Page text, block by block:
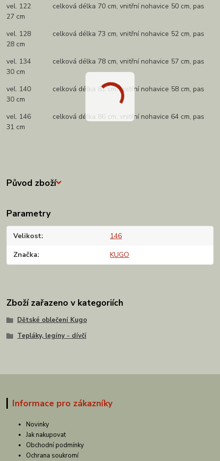
vel. 122 celková délka 70 cm, vnitřní nohavice 50 cm, pas
27 cm
vel. 128 celková délka 73 cm, vnitřní nohavice 52 cm, pas
28 cm
vel. 134 celková délka 78 cm, vnitřní nohavice 57 cm, pas
30 cm
vel. 140 celková délka 81 cm, vnitřní nohavice 58 cm, pas
30 cm
vel. 146 celková délka 86 cm, vnitřní nohavice 64 cm, pas
31 cm
Původ zboží
Parametry
Velikost 146
Značka KUGO
Zboží zařazeno v kategoriích
Dětské oblečení Kugo
Tepláky, legíny - dívčí
Informace pro zákazníky
Novinky
Jak nakupovat
Obchodní podmínky
Ochrana soukromí